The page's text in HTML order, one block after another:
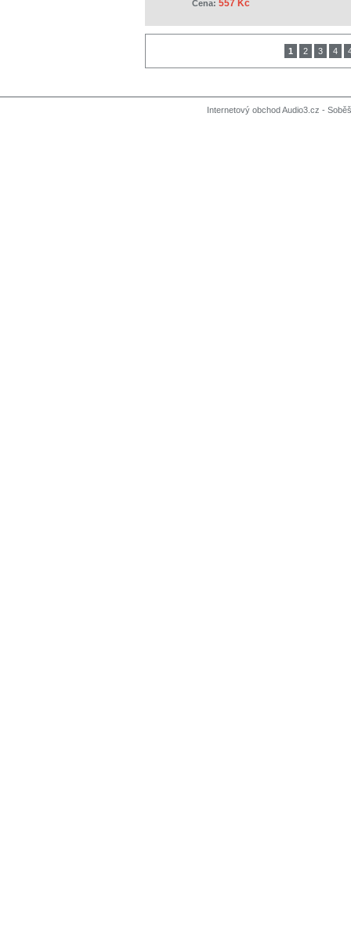
Cena: 557 Kč
1 2 3 4
Internetový obchod Audio3.cz -